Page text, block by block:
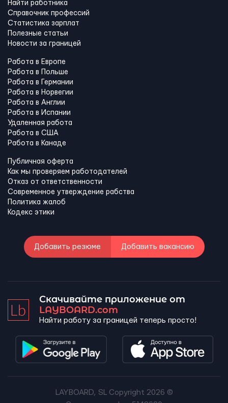
Найти работника
Справочник профессий
Статистика зарплат
Полезные статьи
Новости за границей
Работа в Европе
Работа в Польше
Работа в Германии
Работа в Норвегии
Работа в Англии
Работа в Испании
Удаленная работа
Работа в США
Работа в Канадe
Публичная оферта
Как мы проверяем работодателей
Отказ от ответственности
Современное утверждение рабства
Политика жалоб
Кодекс этики
Добавить резюме Добавить вакансию
Скачивайте приложение от
LAYBOARD.com
Найти работу за границей теперь просто!
LAYBOARD, SL Copyright 2026 ©